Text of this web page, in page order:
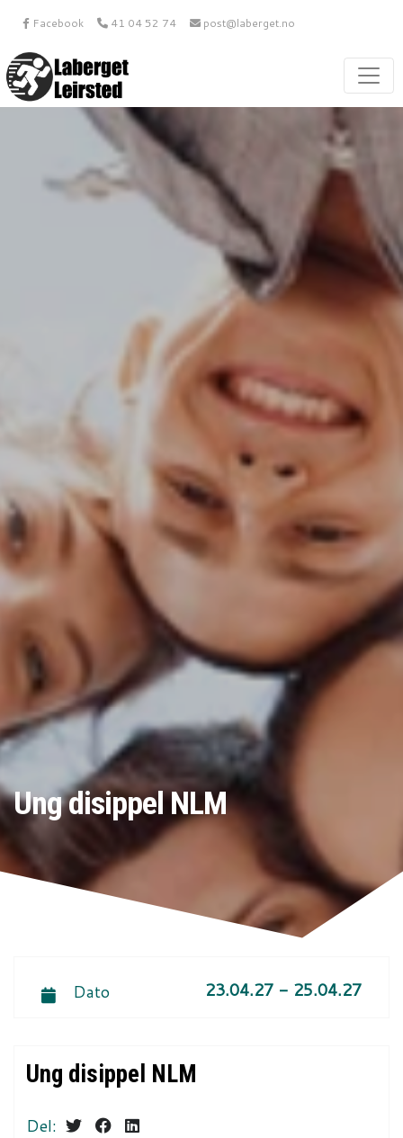
Facebook 41 04 52 74 post@laberget.no
Ung disippel NLM
Dato 23.04.27 - 25.04.27
Ung disippel NLM
Del: